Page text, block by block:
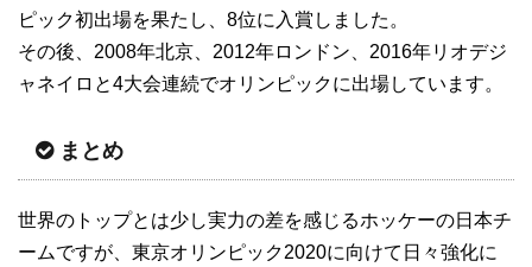
ピック初出場を果たし、8位に入賞しました。
その後、2008年北京、2012年ロンドン、2016年リオデジ
ャネイロと4大会連続でオリンピックに出場しています。
まとめ
世界のトップとは少し実力の差を感じるホッケーの日本チ
ームですが、東京オリンピック2020に向けて日々強化に